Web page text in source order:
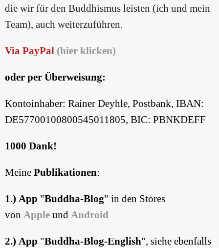
die wir für den Buddhismus leisten (ich und mein
Team), auch weiterzuführen.
Via PayPal (hier klicken)
oder per Überweisung:
Kontoinhaber: Rainer Deyhle, Postbank, IBAN:
DE57700100800545011805, BIC: PBNKDEFF
1000 Dank!
Meine Publikationen:
1.) App "Buddha-Blog" in den Stores
von Apple und Android
2.) App "Buddha-Blog-English", siehe ebenfalls